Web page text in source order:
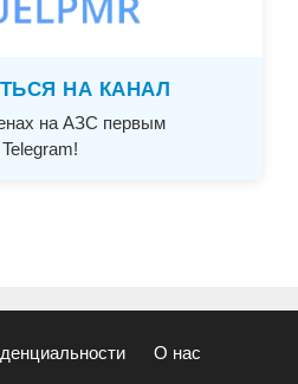
НА КАНАЛ
на АЗС первым
О нас